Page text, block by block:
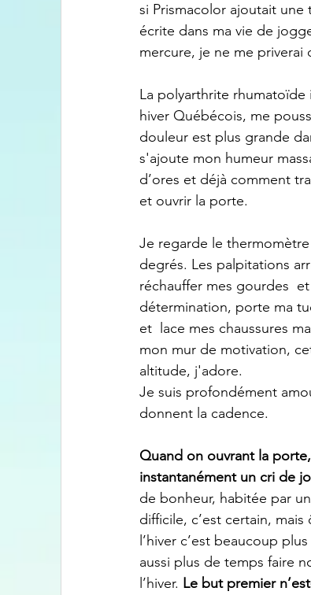
si Prismacolor ajoutait
écrite dans ma vie de
mercure, je ne me priverai
La polyarthrite
hiver Québécois, me
douleur est plus grande
s'ajoute mon humeur
d’ores et déjà comment
et ouvrir la porte.
Je regarde le
degrés. Les palpitations
réchauffer mes gourdes
détermination, porte ma
et  lace mes chaussures
mon mur de motivation,
altitude, j'adore.
Je suis profondément
donnent la cadence.
Quand on ouvrant la
instantanément un cri de
de bonheur, habitée par
difficile, c’est certain,
l’hiver c’est beaucoup
aussi plus de temps faire
l’hiver. Le but premier